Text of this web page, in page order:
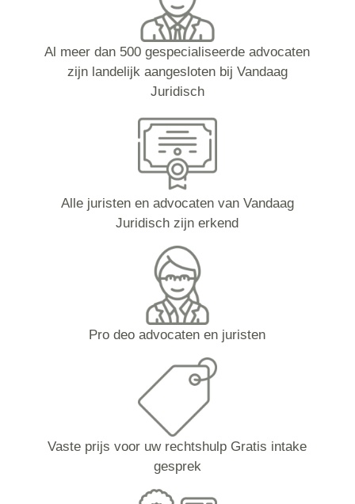
Al meer dan 500 gespecialiseerde advocaten
zijn landelijk aangesloten bij Vandaag
Juridisch
Alle juristen en advocaten van Vandaag
Juridisch zijn erkend
Pro deo advocaten en juristen
Vaste prijs voor uw rechtshulp Gratis intake
gesprek